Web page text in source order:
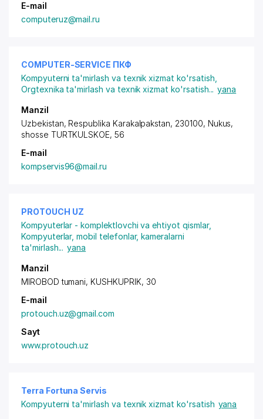
E-mail
computeruz@mail.ru
COMPUTER-SERVICE ПКФ
Kompyuterni ta'mirlash va texnik xizmat ko'rsatish
Orgtexnika ta'mirlash va texnik xizmat ko'rsatish... yana
Manzil
Uzbekistan, Respublika Karakalpakstan, 230100, Nukus,
shosse TURTKULSKOE, 56
E-mail
kompservis96@mail.ru
PROTOUCH UZ
Kompyuterlar - komplektlovchi va ehtiyot qismlar,
Kompyuterlar, mobil telefonlar, kameralarni
ta'mirlash... yana
Manzil
MIROBOD tumani, KUSHKUPRIK, 30
E-mail
protouch.uz@gmail.com
Sayt
www.protouch.uz
Terra Fortuna Servis
Kompyuterni ta'mirlash va texnik xizmat ko'rsatish yana